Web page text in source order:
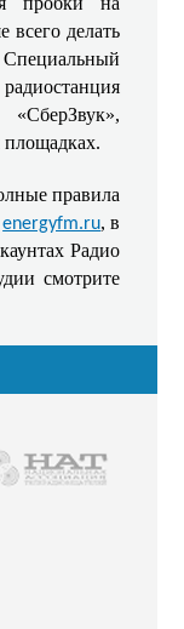
всего делать
правила
energyfm.ru, в
Радио
смотрите